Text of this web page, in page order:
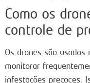
Como os
controle de
Os drones são
monitorar
infestações precoces.